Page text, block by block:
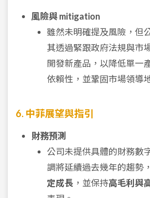
風險與 mitigation
雖然未明確提及風險，但
其透過緊跟政府法規與市
開發新產品，以降低單一
依賴性，並鞏固市場領導
6. 中菲展望與指引
財務預測
公司未提供具體的財務數
調將延續過去幾年的趨勢
定成長 ，並保持高毛利與